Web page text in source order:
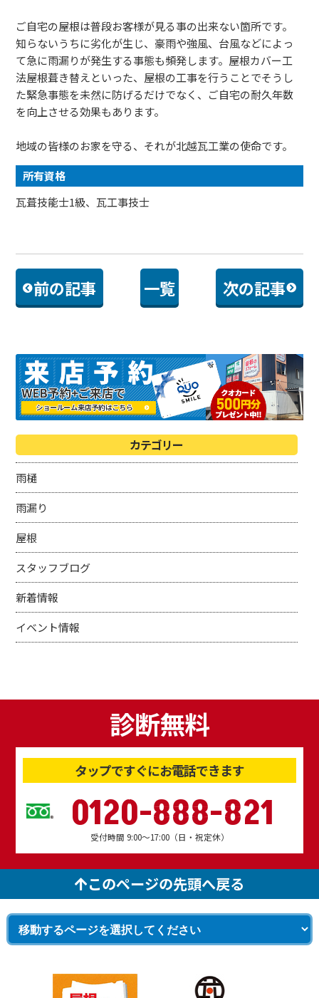
ご自宅の屋根は普段お客様が見る事の出来ない箇所です。
知らないうちに劣化が生じ、豪雨や強風、台風などによっ
て急に雨漏りが発生する事態も頻発します。屋根カバー工
法屋根葺き替えといった、屋根の工事を行うことでそうし
た緊急事態を未然に防げるだけでなく、ご自宅の耐久年数
を向上させる効果もあります。
地域の皆様のお家を守る、それが北越瓦工業の使命です。
所有資格
瓦葺技能士1級、瓦工事技士
前の記事 一覧 次の記事
カテゴリー
雨樋
雨漏り
屋根
スタッフブログ
新着情報
イベント情報
診断無料
タップですぐにお電話できます
0120-888-821
受付時間 9:00～17:00（日・祝定休）
このページの先頭へ戻る